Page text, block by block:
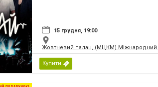
профспілок України
15 грудня, 19:00
Жовтневий палац, (МЦКМ) Міжнародний
Купити